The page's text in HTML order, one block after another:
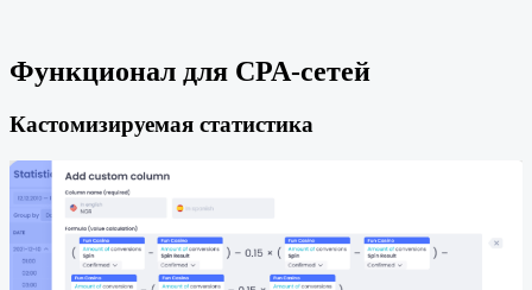
Функционал для CPA-сетей
Кастомизируемая статистика